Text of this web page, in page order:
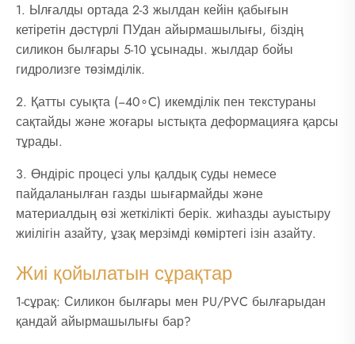
1. Ылғалды ортада 2-3 жылдан кейін қабығын
кетіретін дәстүрлі ПУдан айырмашылығы, біздің
силикон былғары 5-10 ұсынады. жылдар бойы
гидролизге төзімділік.
2. Қатты суықта (−40∘C) икемділік пен текстураны
сақтайды және жоғары ыстықта деформацияға қарсы
тұрады.
3. Өндіріс процесі улы қалдық суды немесе
пайдаланылған газды шығармайды және
материалдың өзі жеткілікті берік. жиһазды ауыстыру
жиілігін азайту, ұзақ мерзімді көміртегі ізін азайту.
Жиі қойылатын сұрақтар
1-сұрақ: Силикон былғары мен PU/PVC былғарыдан
қандай айырмашылығы бар?